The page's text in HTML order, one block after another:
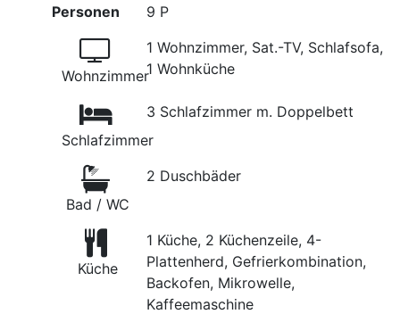
Personen
9 P
Wohnzimmer
1 Wohnzimmer, Sat.-TV, Schlafsofa,
1 Wohnküche
Schlafzimmer
3 Schlafzimmer m. Doppelbett
Bad / WC
2 Duschbäder
Küche
1 Küche, 2 Küchenzeile, 4-
Plattenherd, Gefrierkombination,
Backofen, Mikrowelle,
Kaffeemaschine